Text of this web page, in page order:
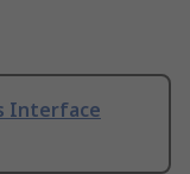
Interface